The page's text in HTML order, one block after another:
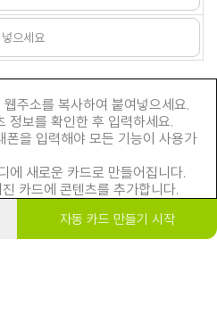
주소를 복사하여 붙여넣으세요.
정보를 확인한 후 입력하세요.
폰을 입력해야 모든 기능이 사용가
에 새로운 카드로 만들어집니다.
카드에 콘텐츠를 추가합니다.
자동 카드 만들기 시작